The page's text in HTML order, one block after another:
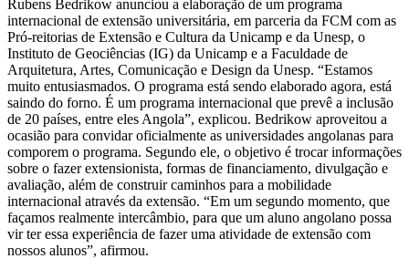
Rubens Bedrikow anunciou a elaboração de um programa
internacional de extensão universitária, em parceria da FCM com as
Pró-reitorias de Extensão e Cultura da Unicamp e da Unesp, o
Instituto de Geociências (IG) da Unicamp e a Faculdade de
Arquitetura, Artes, Comunicação e Design da Unesp. “Estamos
muito entusiasmados. O programa está sendo elaborado agora, está
saindo do forno. É um programa internacional que prevê a inclusão
de 20 países, entre eles Angola”, explicou. Bedrikow aproveitou a
ocasião para convidar oficialmente as universidades angolanas para
comporem o programa. Segundo ele, o objetivo é trocar informações
sobre o fazer extensionista, formas de financiamento, divulgação e
avaliação, além de construir caminhos para a mobilidade
internacional através da extensão. “Em um segundo momento, que
façamos realmente intercâmbio, para que um aluno angolano possa
vir ter essa experiência de fazer uma atividade de extensão com
nossos alunos”, afirmou.